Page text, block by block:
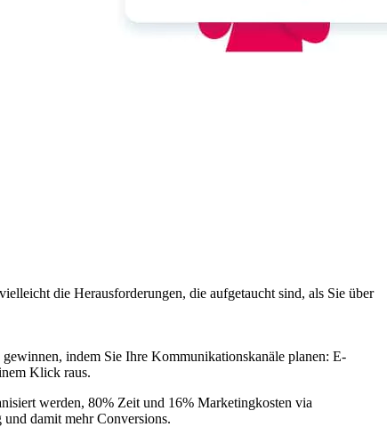
die Herausforderungen, die aufgetaucht sind, als Sie über
indem Sie Ihre Kommunikationskanäle planen: E-
Klick raus.
werden, 80% Zeit und 16% Marketingkosten via
damit mehr Conversions.